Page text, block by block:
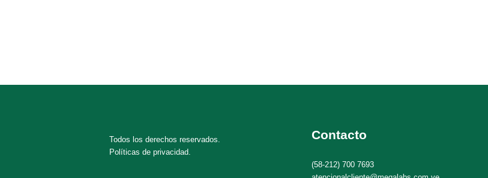
Todos los derechos reservados.
Políticas de privacidad.
Contacto
(58-212) 700 7693